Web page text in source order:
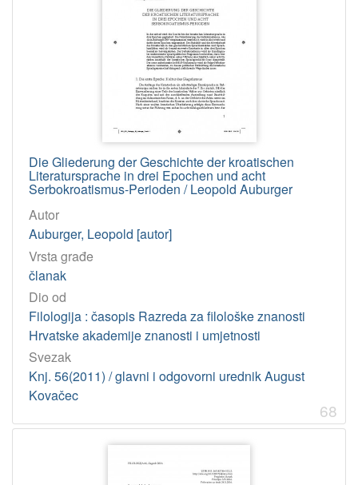
Die Gliederung der Geschichte der kroatischen
Literatursprache in drei Epochen und acht
Serbokroatismus-Perioden / Leopold Auburger
Autor
Auburger, Leopold [autor]
Vrsta građe
članak
Dio od
Filologija : časopis Razreda za filološke znanosti
Hrvatske akademije znanosti i umjetnosti
Svezak
Knj. 56(2011) / glavni i odgovorni urednik August
Kovačec
68